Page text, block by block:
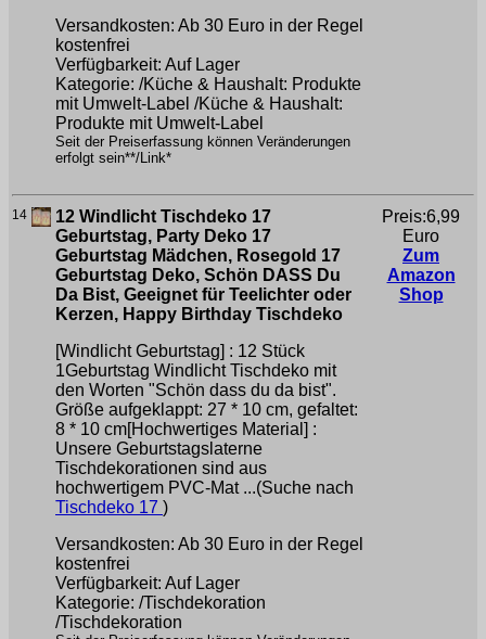
Versandkosten: Ab 30 Euro in der Regel
kostenfrei
Verfügbarkeit: Auf Lager
Kategorie: /Küche & Haushalt: Produkte
mit Umwelt-Label /Küche & Haushalt:
Produkte mit Umwelt-Label
Seit der Preiserfassung können Veränderungen
erfolgt sein**/Link*
14
12 Windlicht Tischdeko 17
Geburtstag, Party Deko 17
Geburtstag Mädchen, Rosegold 17
Geburtstag Deko, Schön DASS Du
Da Bist, Geeignet für Teelichter oder
Kerzen, Happy Birthday Tischdeko
[Windlicht Geburtstag] : 12 Stück
1Geburtstag Windlicht Tischdeko mit
den Worten "Schön dass du da bist".
Größe aufgeklappt: 27 * 10 cm, gefaltet:
8 * 10 cm[Hochwertiges Material] :
Unsere Geburtstagslaterne
Tischdekorationen sind aus
hochwertigem PVC-Mat ...(Suche nach
Tischdeko 17 )
Versandkosten: Ab 30 Euro in der Regel
kostenfrei
Verfügbarkeit: Auf Lager
Kategorie: /Tischdekoration
/Tischdekoration
Preis:6,99
Euro
Zum
Amazon
Shop